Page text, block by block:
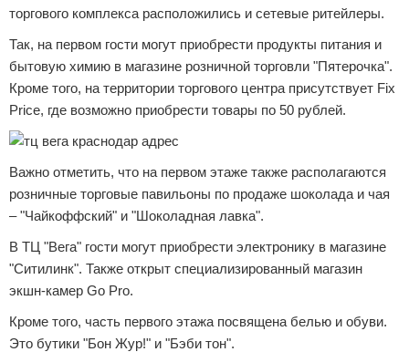
торгового комплекса расположились и сетевые ритейлеры.
Так, на первом гости могут приобрести продукты питания и
бытовую химию в магазине розничной торговли "Пятерочка".
Кроме того, на территории торгового центра присутствует Fix
Price, где возможно приобрести товары по 50 рублей.
Важно отметить, что на первом этаже также располагаются
розничные торговые павильоны по продаже шоколада и чая
– "Чайкоффский" и "Шоколадная лавка".
В ТЦ "Вега" гости могут приобрести электронику в магазине
"Ситилинк". Также открыт специализированный магазин
экшн-камер Go Pro.
Кроме того, часть первого этажа посвящена белью и обуви.
Это бутики "Бон Жур!" и "Бэби тон".